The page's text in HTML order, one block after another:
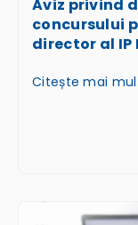
Aviz privind
concursului
director al IP
Citește mai